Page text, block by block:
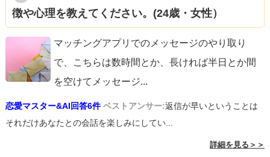
徴や心理を教えてください。(24歳・女性）
マッチングアプリでのメッセージのやり取り
で、こちらは数時間とか、長ければ半日とか間
を空けてメッセージ...
恋愛マスター&AI回答6件 ベストアンサー:返信が早いということは
それだけあなたとの会話を楽しみにしてい...
詳細を見る＞＞